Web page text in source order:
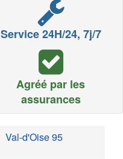
Service 24H/24, 7j/7
Agréé par les
assurances
Val-d'Oise 95